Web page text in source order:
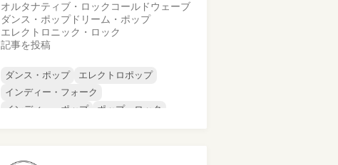
オルタナティブ・ロック コールドウェーブ
ダンス・ポップドリーム・ポップ
エレクトロニック・ロック
記事を投稿
ダンス・ポップ
エレクトロポップ
インディー・フォーク
インディー・ポップ
ポップ・ロック